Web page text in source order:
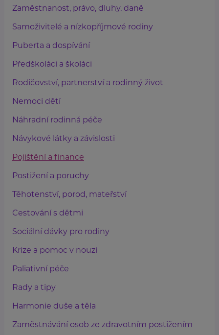
Zaměstnanost, právo, dluhy, daně
Samoživitelé a nízkopříjmové rodiny
Puberta a dospívání
Předškoláci a školáci
Rodičovství, partnerství a rodinný život
Nemoci dětí
Náhradní rodinná péče
Návykové látky a závislosti
Pojištění a finance
Postižení a poruchy
Těhotenství, porod, mateřství
Cestování s dětmi
Sociální dávky pro rodiny
Krize a pomoc v nouzi
Paliativní péče
Rady a tipy
Harmonie duše a těla
Zaměstnávání osob ze zdravotním postižením